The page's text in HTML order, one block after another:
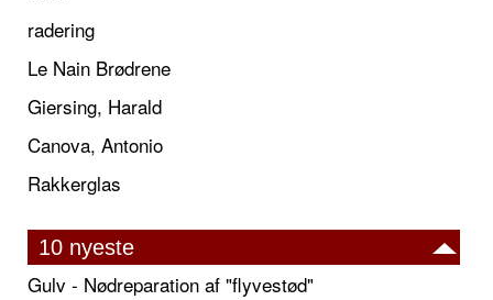
radering
Le Nain Brødrene
Giersing, Harald
Canova, Antonio
Rakkerglas
10 nyeste
Gulv - Nødreparation af "flyvestød"